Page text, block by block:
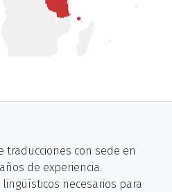
traducciones con sede en
de experiencia.
necesarios para